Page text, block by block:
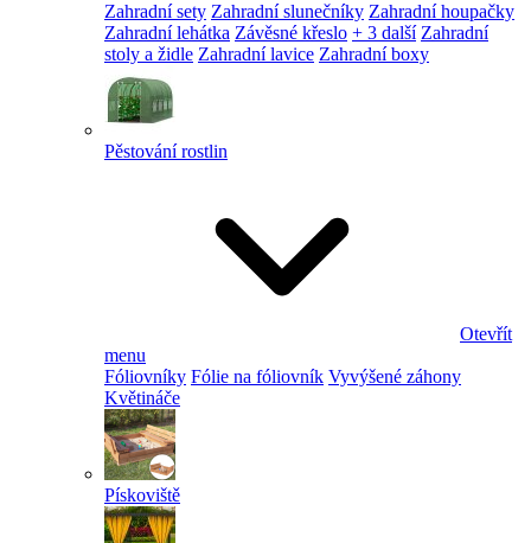
Zahradní sety Zahradní slunečníky Zahradní houpačky
Zahradní lehátka Závěsné křeslo + 3 další Zahradní
stoly a židle Zahradní lavice Zahradní boxy
Pěstování rostlin
Otevřít
menu
Fóliovníky Fólie na fóliovník Vyvýšené záhony
Květináče
Pískoviště